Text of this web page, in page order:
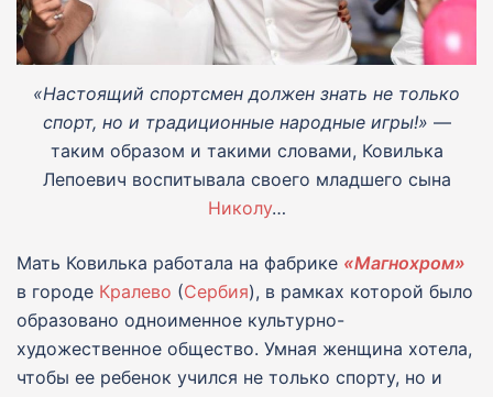
«Настоящий спортсмен должен знать не только
спорт, но и традиционные народные игры!» —
таким образом и такими словами, Ковилька
Лепоевич воспитывала своего младшего сына
Николу…
Мать Ковилька работала на фабрике «Магнохром»
в городе Кралево (Сербия), в рамках которой было
образовано одноименное культурно-
художественное общество. Умная женщина хотела,
чтобы ее ребенок учился не только спорту, но и